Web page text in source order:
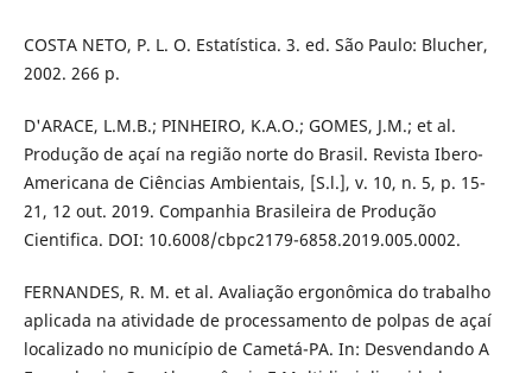
COSTA NETO, P. L. O. Estatística. 3. ed. São Paulo: Blucher,
2002. 266 p.
D'ARACE, L.M.B.; PINHEIRO, K.A.O.; GOMES, J.M.; et al.
Produção de açaí na região norte do Brasil. Revista Ibero-
Americana de Ciências Ambientais, [S.l.], v. 10, n. 5, p. 15-
21, 12 out. 2019. Companhia Brasileira de Produção
Cientifica. DOI: 10.6008/cbpc2179-6858.2019.005.0002.
FERNANDES, R. M. et al. Avaliação ergonômica do trabalho
aplicada na atividade de processamento de polpas de açaí
localizado no município de Cametá-PA. In: Desvendando A